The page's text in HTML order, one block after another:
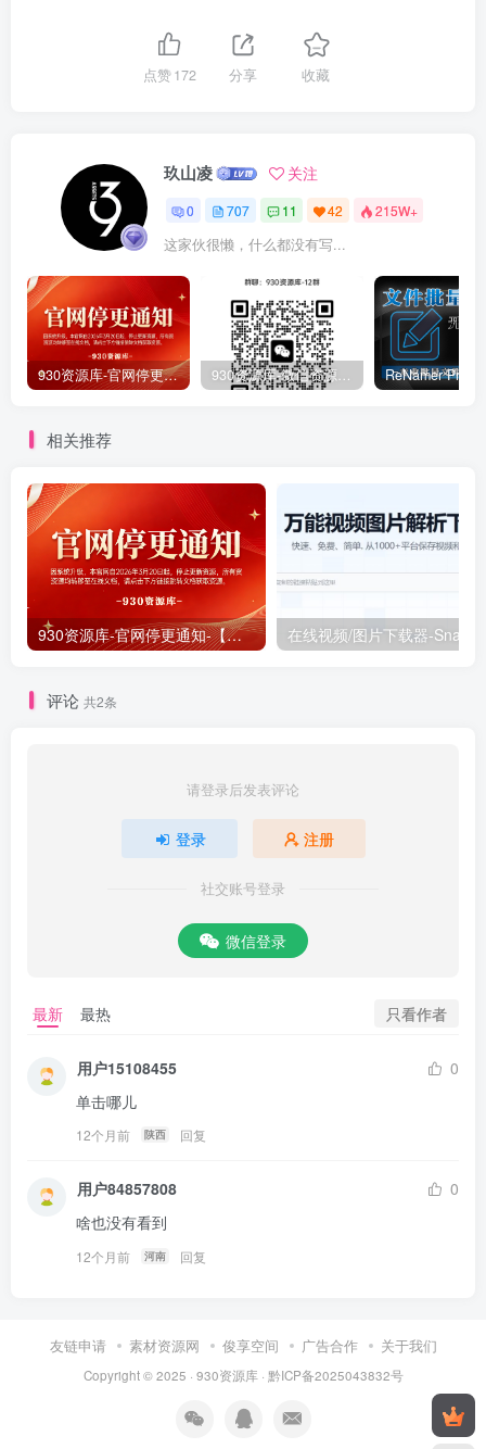
点赞172 分享 收藏
玖山凌 关注
0 707 11 42 215W+
这家伙很懒，什么都没有写...
930资源库-官网停更通知-【换在线文档更新-每日更新】 930资源库-微信资源12群【限时免费】开放入群中！！！
相关推荐
930资源库-官网停更通知-【换在线文档更新-每日更新】 在线视频/图片下载器-
评论 共2条
请登录后发表评论
登录 注册
社交账号登录
微信登录
最新 最热 只看作者
用户15108455
0
单击哪儿
12个月前 陕西 回复
用户84857808
0
啥也没有看到
12个月前 河南 回复
友链申请 素材资源网 俊享空间 广告合作 关于我们
Copyright © 2025 · 930资源库· 黔ICP备2025043832号